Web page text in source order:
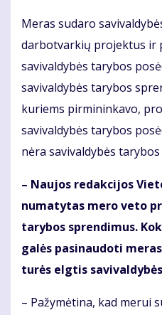
Meras sudaro
darbotvarkių projektus ir
savivaldybės tarybos
savivaldybės tarybos
kuriems pirmininkavo,
savivaldybės tarybos
nėra savivaldybės tarybos
– Naujos redakcijos
numatytas mero veto
tarybos sprendimus.
galės pasinaudoti
turės elgtis
– Pažymėtina, kad merui